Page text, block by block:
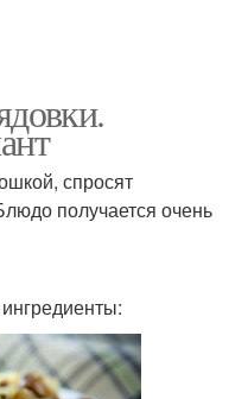
спросят
получается очень